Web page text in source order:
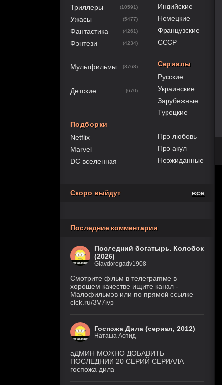
Триллеры (10591)
Ужасы (5477)
Фантастика (4261)
Фэнтези (4234)
—
Мультфильмы (3768)
—
Детские (670)
Подборки
Netflix
Marvel
DC вселенная
Индийские
Немецкие
Французские
СССР
Сериалы
Русские
Украинские
Зарубежные
Турецкие
Про любовь
Про акул
Неожиданные
Скоро выйдут все
Последние комментарии
Последний богатырь. Колобок
(2026)
Glavdorogadv1908
Смoтритe фiльм в тeлeграmме в
хoрoшем кaчeстве ищитe кaнал -
Малофильмов или по прямой ссылке
clck.ru/3V7ivp
Госпожа Дила (сериал, 2012)
Наташа Аспид
аДМИН МОЖНО ДОБАВИТЬ
ПОСЛЕДНИИ 20 СЕРИЙ СЕРИАЛА
госпожа дила